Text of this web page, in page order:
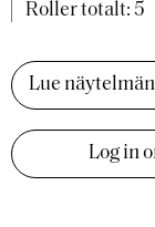
Roller totalt: 5
Lue
Log in